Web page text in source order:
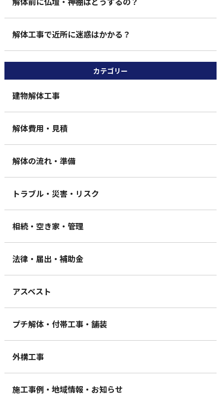
解体工事で近所に迷惑はかかる？
カテゴリー
建物解体工事
解体費用・見積
解体の流れ・準備
トラブル・災害・リスク
相続・空き家・管理
法律・届出・補助金
アスベスト
プチ解体・付帯工事・舗装
外構工事
施工事例・地域情報・お知らせ